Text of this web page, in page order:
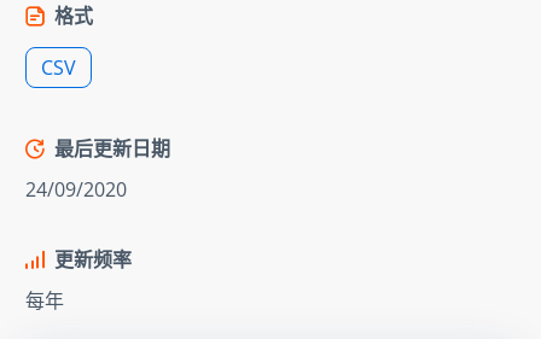
格式
CSV
最后更新日期
24/09/2020
更新频率
每年